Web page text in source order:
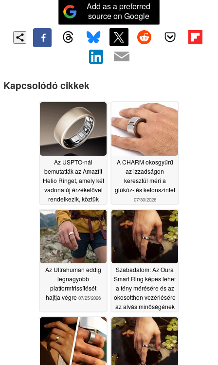
Add as a preferred
source on Google
Kapcsolódó cikkek
Az USPTO-nál
bemutatták az Amazfit
Helio Ringet, amely két
vadonatúj érzékelővel
rendelkezik, köztük
EKG-vel07/31/2026
A CHARM okosgyűrű
az izzadságon
keresztül méri a
glükóz- és ketonszintet
07/30/2026
Az Ultrahuman eddig
legnagyobb
platformfrissítését
hajtja végre 07/25/2026
Szabadalom: Az Oura
Smart Ring képes lehet
a fény mérésére és az
okosotthon vezérlésére
az alvás minőségének
javítása érdekében
07/17/2026